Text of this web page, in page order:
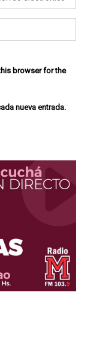
browser for the
nueva entrada.